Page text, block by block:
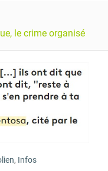
le crime organisé
, Infos